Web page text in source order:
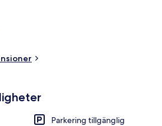
Parkering tillgänglig